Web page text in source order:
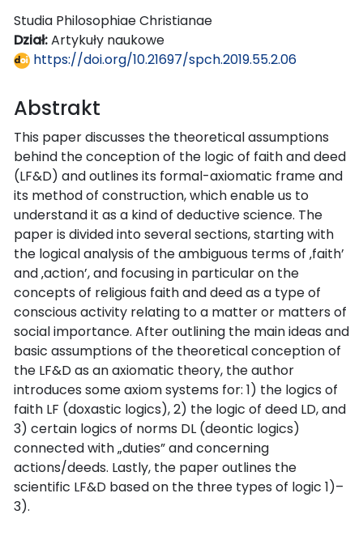
Studia Philosophiae Christianae
Dział:Artykuły naukowe
https://doi.org/10.21697/spch.2019.55.2.06
Abstrakt
This paper discusses the theoretical assumptions
behind the conception of the logic of faith and deed
(LF&D) and outlines its formal-axiomatic frame and
its method of construction, which enable us to
understand it as a kind of deductive science. The
paper is divided into several sections, starting with
the logical analysis of the ambiguous terms of ‚faith’
and ‚action’, and focusing in particular on the
concepts of religious faith and deed as a type of
conscious activity relating to a matter or matters of
social importance. After outlining the main ideas and
basic assumptions of the theoretical conception of
the LF&D as an axiomatic theory, the author
introduces some axiom systems for: 1) the logics of
faith LF (doxastic logics), 2) the logic of deed LD, and
3) certain logics of norms DL (deontic logics)
connected with „duties” and concerning
actions/deeds. Lastly, the paper outlines the
scientific LF&D based on the three types of logic 1)–
3).